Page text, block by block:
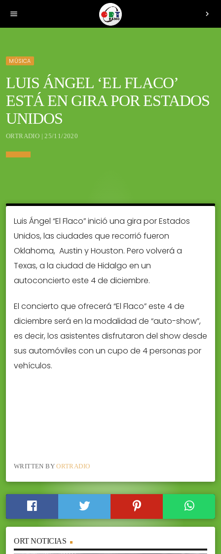
menu chevron_right
MÚSICA
LUIS ÁNGEL ‘EL FLACO’
ESTÁ EN GIRA POR ESTADOS
UNIDOS
ORTRADIO | 25/11/2020
Luis Ángel “El Flaco” inició una gira por Estados
Unidos, las ciudades que recorrió fueron
Oklahoma, Austin y Houston. Pero volverá a
Texas, a la ciudad de Hidalgo en un
autoconcierto este 4 de diciembre.
El concierto que ofrecerá “El Flaco” este 4 de
diciembre será en la modalidad de “auto-show”,
es decir, los asistentes disfrutaron del show desde
sus automóviles con un cupo de 4 personas por
vehículos.
WRITTEN BYORTRADIO
ORT NOTICIAS